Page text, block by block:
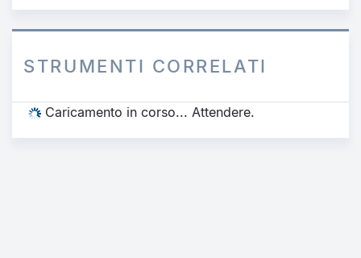
STRUMENTI CORRELATI
Caricamento in corso... Attendere.